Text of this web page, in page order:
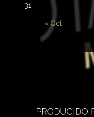
« Oct
31
PRODUCIDO